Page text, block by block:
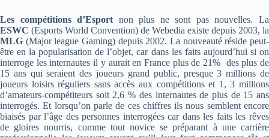
Les compétitions d’Esport non plus ne sont pas nouvelles. La
ESWC (Esports World Convention) de Webedia existe depuis 2003, la
MLG (Major league Gaming) depuis 2002. La nouveauté réside peut-
être en la popularisation de l’objet, car dans les faits aujourd’hui si on
interroge les internautes il y aurait en France plus de 21% des plus de
15 ans qui seraient des joueurs grand public, presque 3 millions de
joueurs loisirs réguliers sans accès aux compétitions et 1, 3 millions
d’amateurs-compétiteurs soit 2,6 % des internautes de plus de 15 ans
interrogés. Et lorsqu’on parle de ces chiffres ils nous semblent encore
biaisés par l’âge des personnes interrogées car dans les faits les rêves
de gloires nourris, comme tout novice se préparant à une carrière